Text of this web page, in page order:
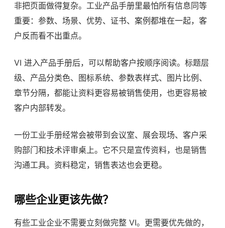
非把页面做得复杂。工业产品手册里最怕所有信息同等
重要：参数、场景、优势、证书、案例都堆在一起，客
户反而看不出重点。
VI 进入产品手册后，可以帮助客户按顺序阅读。标题层
级、产品分类色、图标系统、参数表样式、图片比例、
章节分隔，都能让资料更容易被销售使用，也更容易被
客户内部转发。
一份工业手册经常会被带到会议室、展会现场、客户采
购部门和技术评审桌上。它不只是宣传资料，也是销售
沟通工具。资料稳定，销售表达也会更稳。
哪些企业更该先做？
有些工业企业不需要立刻做完整 VI。更需要优先做的，